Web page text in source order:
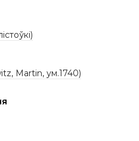
Martin, ум.1740)